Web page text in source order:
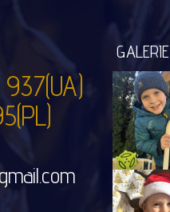
GALERIE